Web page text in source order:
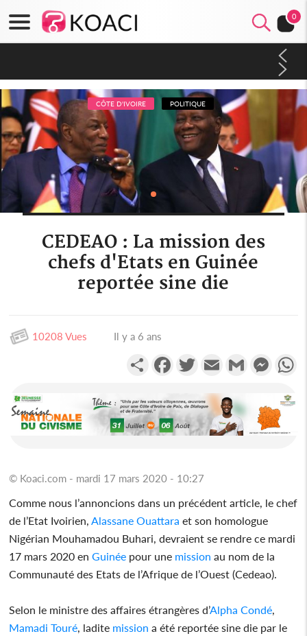
0
arriérés du SMIG 2023
CÔTE D'IVOIRE POLITIQUE
CEDEAO : La mission des
chefs d'Etats en Guinée
reportée sine die
10208 Vues Il y a 6 ans
PartagerFacebookTwitterEmail Gmail
© Koaci.com - mardi 17 mars 2020 - 10:27
Comme nous l’annoncions dans un précédent article, le chef
de l’Etat Ivoirien,Alassane Ouattara et son homologue
Nigérian Mouhamadou Buhari, devraient se rendre ce mardi
17 mars 2020 enGuinée pour une mission au nom de la
Communauté des Etats de l’Afrique de l’Ouest (Cedeao).
Selon le ministre des affaires étrangères d’Alpha Condé,
Mamadi Touré, ladite mission a été reportée sine die par le